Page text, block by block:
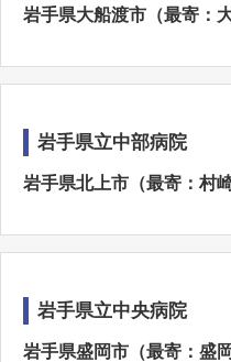
岩手県大船渡市（最寄：
岩手県立中部病院
岩手県北上市（最寄：村
岩手県立中央病院
岩手県盛岡市（最寄：盛